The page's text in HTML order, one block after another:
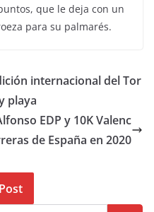
que le deja con un
para su palmarés.
internacional del Tor
playa
EDP y 10K Valenc
de España en 2020